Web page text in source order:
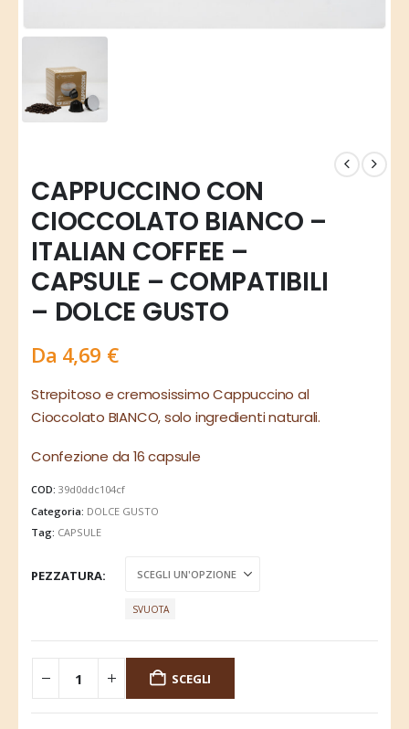
CAPPUCCINO CON
CIOCCOLATO BIANCO –
ITALIAN COFFEE –
CAPSULE – COMPATIBILI
– DOLCE GUSTO
Da 4,69 €
Strepitoso e cremosissimo Cappuccino al
Cioccolato BIANCO, solo ingredienti naturali.
Confezione da 16 capsule
COD:39d0ddc104cf
Categoria: DOLCE GUSTO
Tag: CAPSULE
PEZZATURA
SVUOTA
SCEGLI